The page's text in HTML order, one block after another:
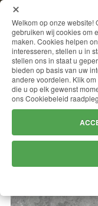
Welkom op onze website!
gebruiken wij cookies om
maken. Cookies helpen
interesseren, stellen u in
stellen ons in staat u
bieden op basis van uw
andere voordelen. Klik
die u op elk gewenst
ons Cookiebeleid